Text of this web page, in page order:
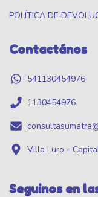
POLÍTICA DE
Contactános
541130454976
1130454976
Villa Luro -
Seguinos en